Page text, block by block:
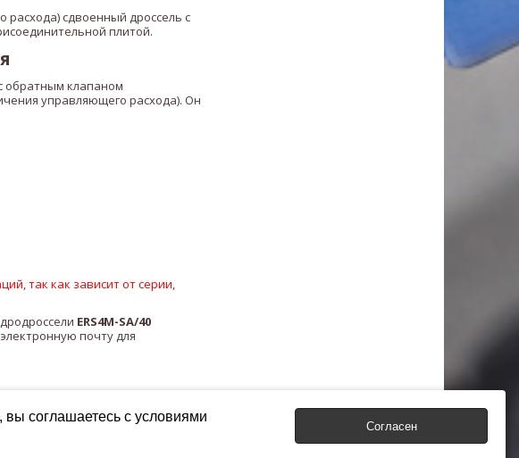
расхода) сдвоенный дроссель с
плитой.
обратным клапаном
управляющего расхода). Он
так как зависит от серии,
ERS4M-SA/40​
почту для
соглашаетесь с условиями
Согласен